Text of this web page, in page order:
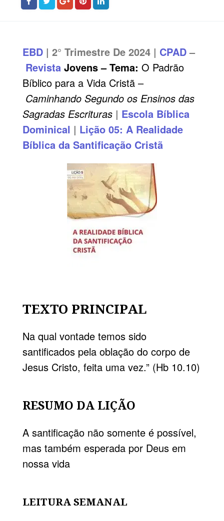
EBD| 2° Trimestre De 2024 | CPAD–
Revista Jovens – Tema: O Padrão
Bíblico para a Vida Cristã –
Caminhando Segundo os Ensinos das
Sagradas Escrituras | Escola Bíblica
Dominical | Lição 05: A Realidade
Bíblica da Santificação Cristã
TEXTO PRINCIPAL
Na qual vontade temos sido
santificados pela oblação do corpo de
Jesus Cristo, feita uma vez.” (Hb 10.10)
RESUMO DA LIÇÃO
A santificação não somente é possível,
mas também esperada por Deus em
nossa vida
LEITURA SEMANAL